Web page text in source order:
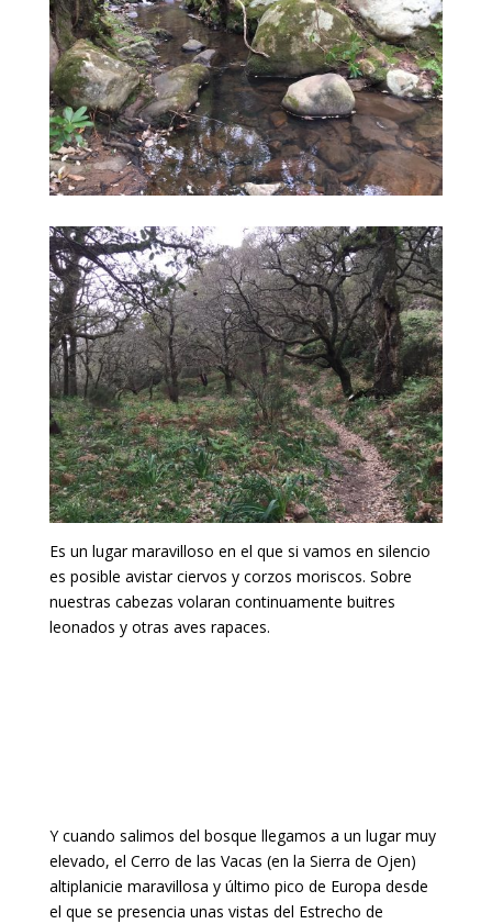
Es un lugar maravilloso en el que si vamos en silencio
es posible avistar ciervos y corzos moriscos. Sobre
nuestras cabezas volaran continuamente buitres
leonados y otras aves rapaces.
Y cuando salimos del bosque llegamos a un lugar muy
elevado, el Cerro de las Vacas (en la Sierra de Ojen)
altiplanicie maravillosa y último pico de Europa desde
el que se presencia unas vistas del Estrecho de